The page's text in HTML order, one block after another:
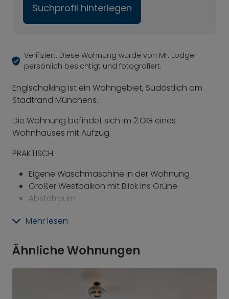
Suchprofil hinterlegen
Verifiziert: Diese Wohnung wurde von Mr. Lodge
persönlich besichtigt und fotografiert.
Englschalking ist ein Wohngebiet, Südöstlich am
Stadtrand Münchens.
Die Wohnung befindet sich im 2.OG eines
Wohnhauses mit Aufzug.
PRAKTISCH:
Eigene Waschmaschine in der Wohnung
Großer Westbalkon mit Blick ins Grüne
Abstellraum
S8 zum Flughafen in unter 10 Minuten zu Fuß
Mehr lesen
Ähnliche Wohnungen